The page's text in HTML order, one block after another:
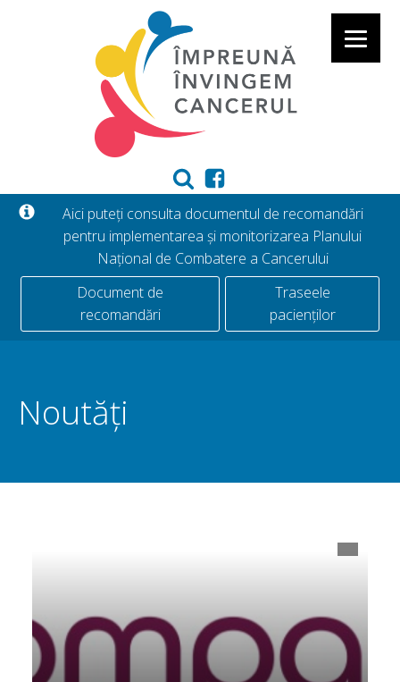
Aici puteți consulta documentul de recomandări
pentru implementarea și monitorizarea Planului
Național de Combatere a Cancerului
Document de
recomandări
Traseele
pacienților
Noutăți